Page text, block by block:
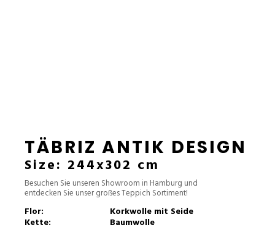
TÄBRIZ ANTIK DESIGN
Size: 244x302 cm
Besuchen Sie unseren Showroom in Hamburg und
entdecken Sie unser großes Teppich Sortiment!
Flor: Korkwolle mit Seide